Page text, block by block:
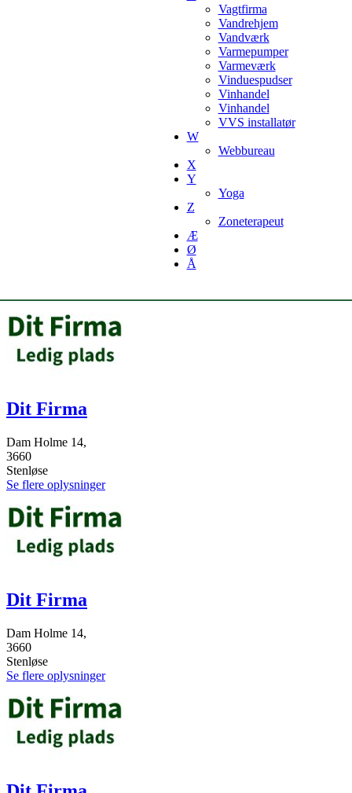
Vagtfirma
Vandrehjem
Vandværk
Varmepumper
Varmeværk
Vinduespudser
Vinhandel
Vinhandel
VVS installatør
W
Webbureau
X
Y
Yoga
Z
Zoneterapeut
Æ
Ø
Å
Dit Firma
Dam Holme 14,
3660
Stenløse
Se flere oplysninger
Dit Firma
Dam Holme 14,
3660
Stenløse
Se flere oplysninger